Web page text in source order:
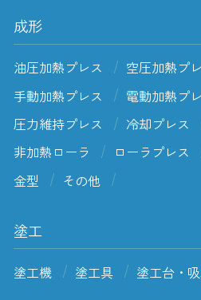
成形
油圧加熱プレス
空圧加熱プ
手動加熱プレス
電動加熱プ
圧力維持プレス
冷却プレス
非加熱ローラ
ローラプレス
金型
その他
塗工
塗工機 塗工具 塗工台・